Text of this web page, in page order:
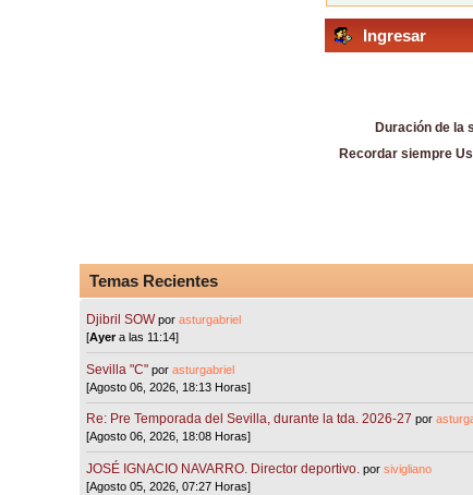
Ingresar
Duración de la
Recordar siempre
Temas Recientes
Djibril SOW porasturgabriel
[Ayera las 11:14]
Sevilla "C"porasturgabriel
[Agosto 06, 2026, 18:13 Horas]
Re: Pre Temporada del Sevilla, durante la tda. 2026-27 por
[Agosto 06, 2026, 18:08 Horas]
JOSÉ IGNACIO NAVARRO. Director deportivo. porsivigliano
[Agosto 05, 2026, 07:27 Horas]